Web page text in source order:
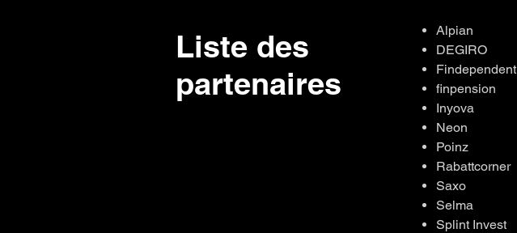
Liste des
partenaires
Alpian
DEGIRO
Findependent
finpension
Inyova
Neon
Poinz
Rabattcorner
Saxo
Selma
Splint Invest